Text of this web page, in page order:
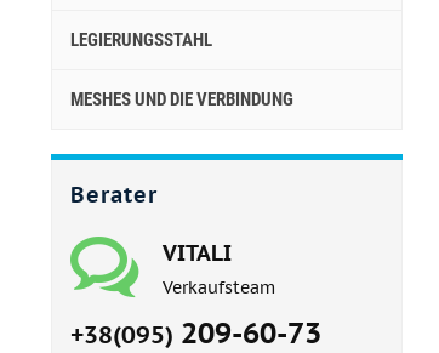
LEGIERUNGSSTAHL
MESHES UND DIE VERBINDUNG
Berater
VITALI
Verkaufsteam
+38(095) 209-60-73